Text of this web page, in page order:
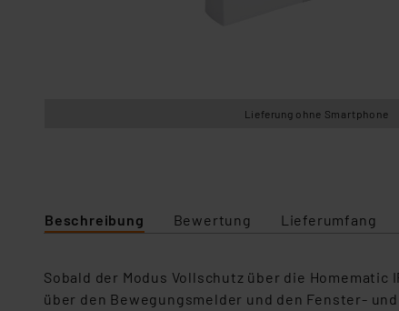
Lieferung ohne Smartphone
Beschreibung Bewertung Lieferumfang
Sobald der Modus Vollschutz über die
über den Bewegungsmelder und den Fenster-